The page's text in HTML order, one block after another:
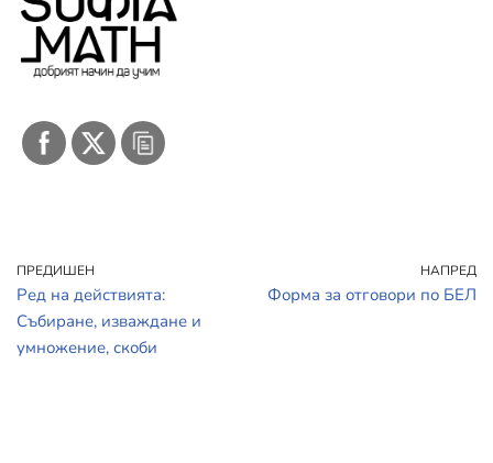
ПРЕДИШЕН
Ред на действията:
Събиране, изваждане и
умножение, скоби
НАПРЕД
Форма за отговори по БЕЛ